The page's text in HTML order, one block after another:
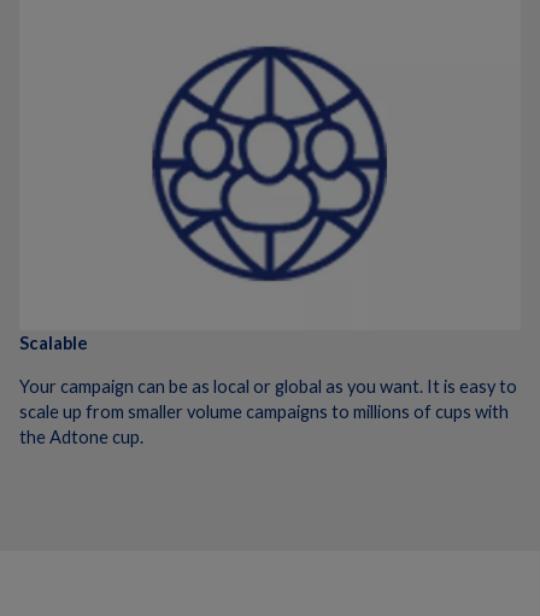
Scalable
Your campaign can be as local or global as you want. It is easy to
scale up from smaller volume campaigns to millions of cups with
the Adtone cup.